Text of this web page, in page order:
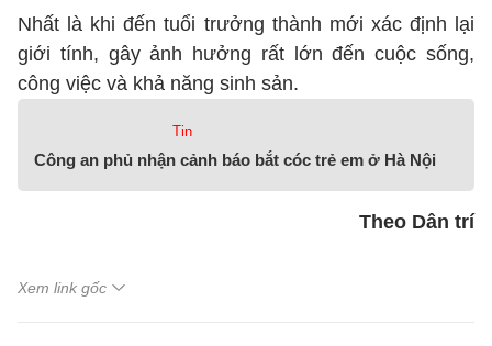
Nhất là khi đến tuổi trưởng thành mới xác định lại
giới tính, gây ảnh hưởng rất lớn đến cuộc sống,
công việc và khả năng sinh sản.
Tin
Công an phủ nhận cảnh báo bắt cóc trẻ em ở Hà Nội
Theo Dân trí
Xem link gốc